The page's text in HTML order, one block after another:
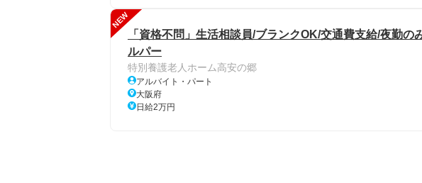
NEW
「資格不問」生活相談員/ブランクOK/交通費支給/夜勤の
ルパー
特別養護老人ホーム高安の郷
アルバイト・パート
大阪府
日給2万円